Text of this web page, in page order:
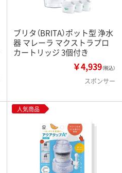
ブリタ（BRITA）ポット型 浄水
器 マレーラ マクストラプロ
カートリッジ 3個付き
￥4,939（税込）
スポンサー
人気商品